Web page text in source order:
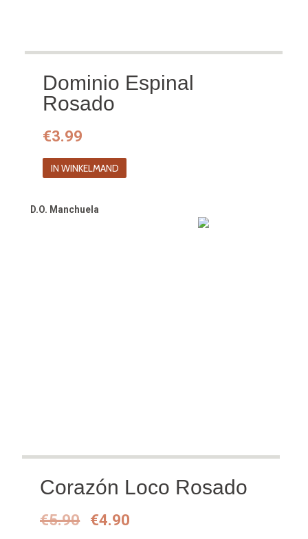
Dominio Espinal
Rosado
€3.99
IN WINKELMAND
D.O. Manchuela
Corazón Loco Rosado
€5.90
Oorspronkelijke
€4.90